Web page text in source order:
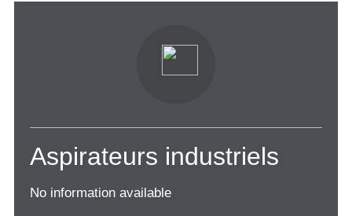
Aspirateurs industriels
No information available